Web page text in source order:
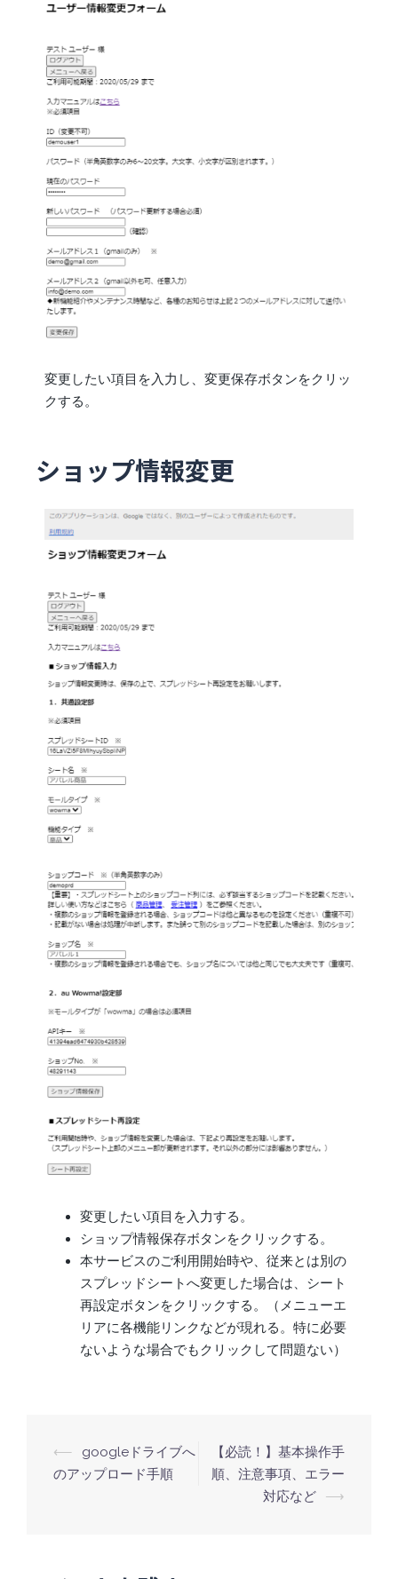
変更したい項目を入力し、変更保存ボタンをクリッ
クする。
ショップ情報変更
変更したい項目を入力する。
ショップ情報保存ボタンをクリックする。
本サービスのご利用開始時や、従来とは別の
スプレッドシートへ変更した場合は、シート
再設定ボタンをクリックする。（メニューエ
リアに各機能リンクなどが現れる。特に必要
ないような場合でもクリックして問題ない）
⟵
googleドライブへ
のアップロード手順
【必読！】基本操作手
順、注意事項、エラー
対応など
⟶